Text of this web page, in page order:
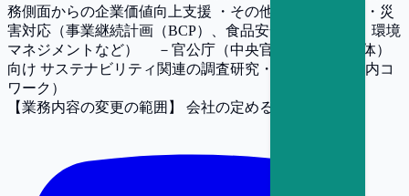
務側面からの企業価値向上支援 ・その他 －社会安全・災
害対応（事業継続計画（BCP）、食品安全・製品安全、環境
マネジメントなど） －官公庁（中央官庁・地方自治体）
向け サステナビリティ関連の調査研究・コンサル （社内コ
ワーク）
【業務内容の変更の範囲】
会社の定める業務